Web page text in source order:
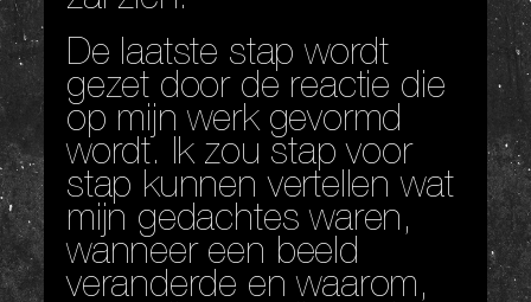
De laatste stap wordt
gezet door de reactie die
op mijn werk gevormd
wordt. Ik zou stap voor
stap kunnen vertellen wat
mijn gedachtes waren,
wanneer een beeld
veranderde en waarom,